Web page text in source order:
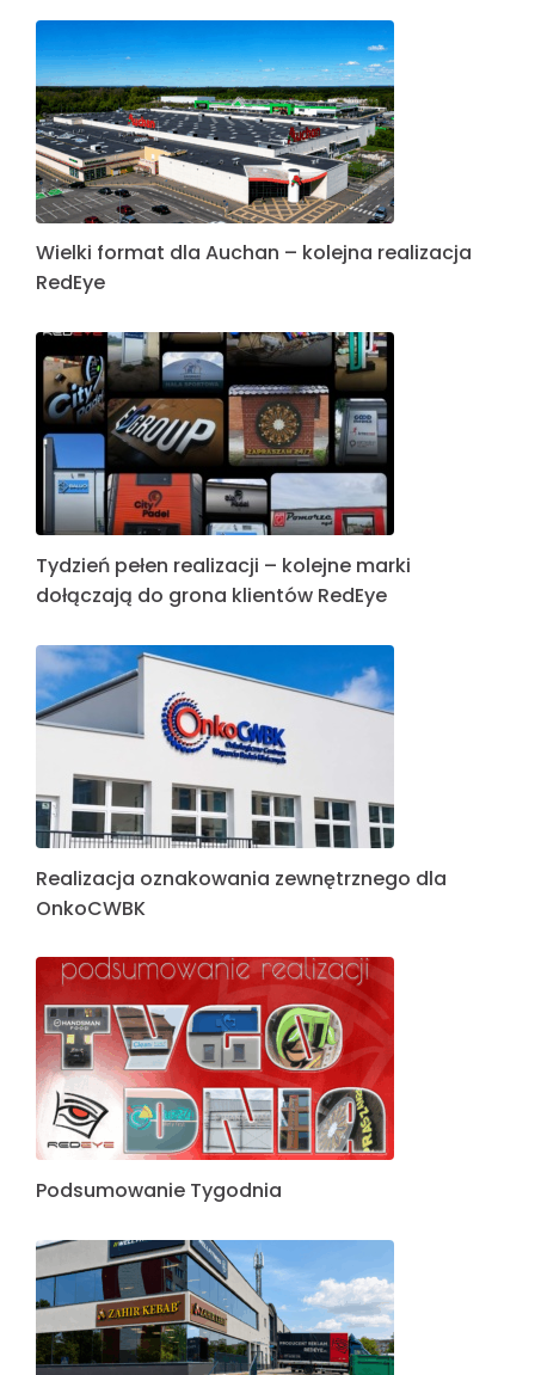
Wielki format dla Auchan – kolejna realizacja
RedEye
Tydzień pełen realizacji – kolejne marki
dołączają do grona klientów RedEye
Realizacja oznakowania zewnętrznego dla
OnkoCWBK
Podsumowanie Tygodnia